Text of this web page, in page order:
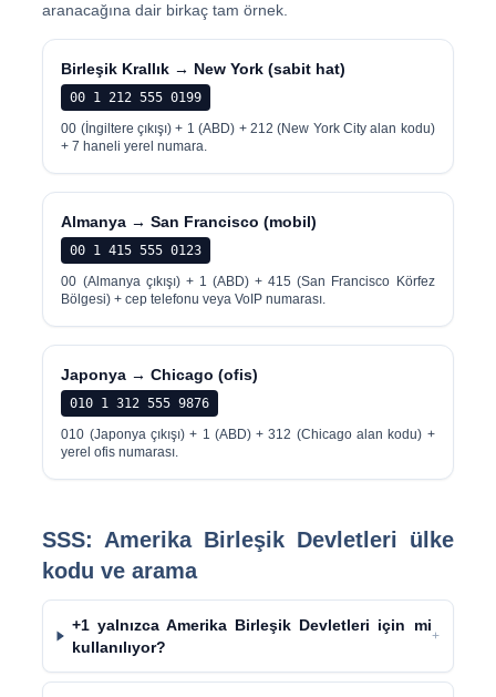
aranacağına dair birkaç tam örnek.
Birleşik Krallık → New York (sabit hat)
00 1 212 555 0199
00 (İngiltere çıkışı) + 1 (ABD) + 212 (New York City alan kodu)
+ 7 haneli yerel numara.
Almanya → San Francisco (mobil)
00 1 415 555 0123
00 (Almanya çıkışı) + 1 (ABD) + 415 (San Francisco Körfez
Bölgesi) + cep telefonu veya VoIP numarası.
Japonya → Chicago (ofis)
010 1 312 555 9876
010 (Japonya çıkışı) + 1 (ABD) + 312 (Chicago alan kodu) +
yerel ofis numarası.
SSS: Amerika Birleşik Devletleri ülke
kodu ve arama
+1 yalnızca Amerika Birleşik Devletleri için mi
kullanılıyor?
+